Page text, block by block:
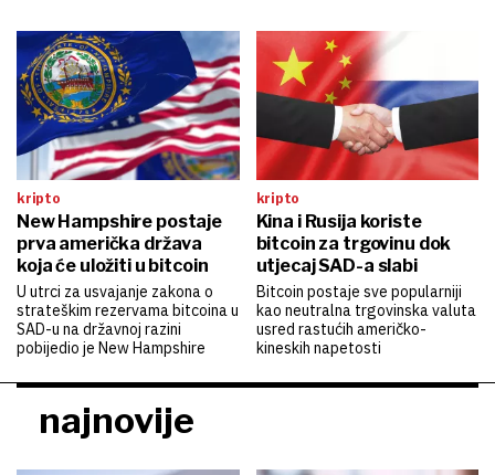
kripto
New Hampshire postaje
prva američka država
koja će uložiti u bitcoin
U utrci za usvajanje zakona o
strateškim rezervama bitcoina u
SAD-u na državnoj razini
pobijedio je New Hampshire
kripto
Kina i Rusija koriste
bitcoin za trgovinu dok
utjecaj SAD-a slabi
Bitcoin postaje sve popularniji
kao neutralna trgovinska valuta
usred rastućih američko-
kineskih napetosti
najnovije